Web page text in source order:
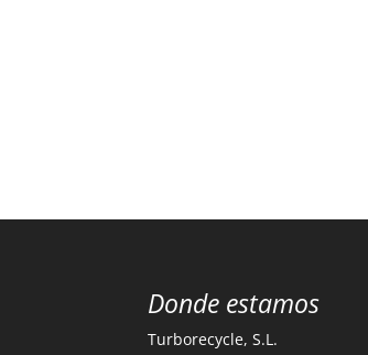
Donde estamos
Turborecycle, S.L.